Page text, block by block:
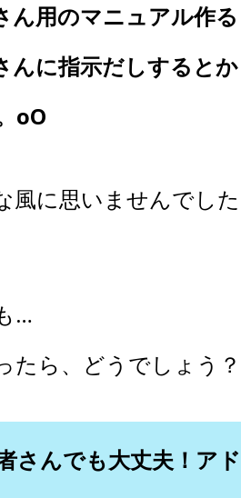
ん用のマニュアル作
んに指示だしすると
oO
風に思いませんでし
…
たら、どうでしょう？
んでも大丈夫！ア